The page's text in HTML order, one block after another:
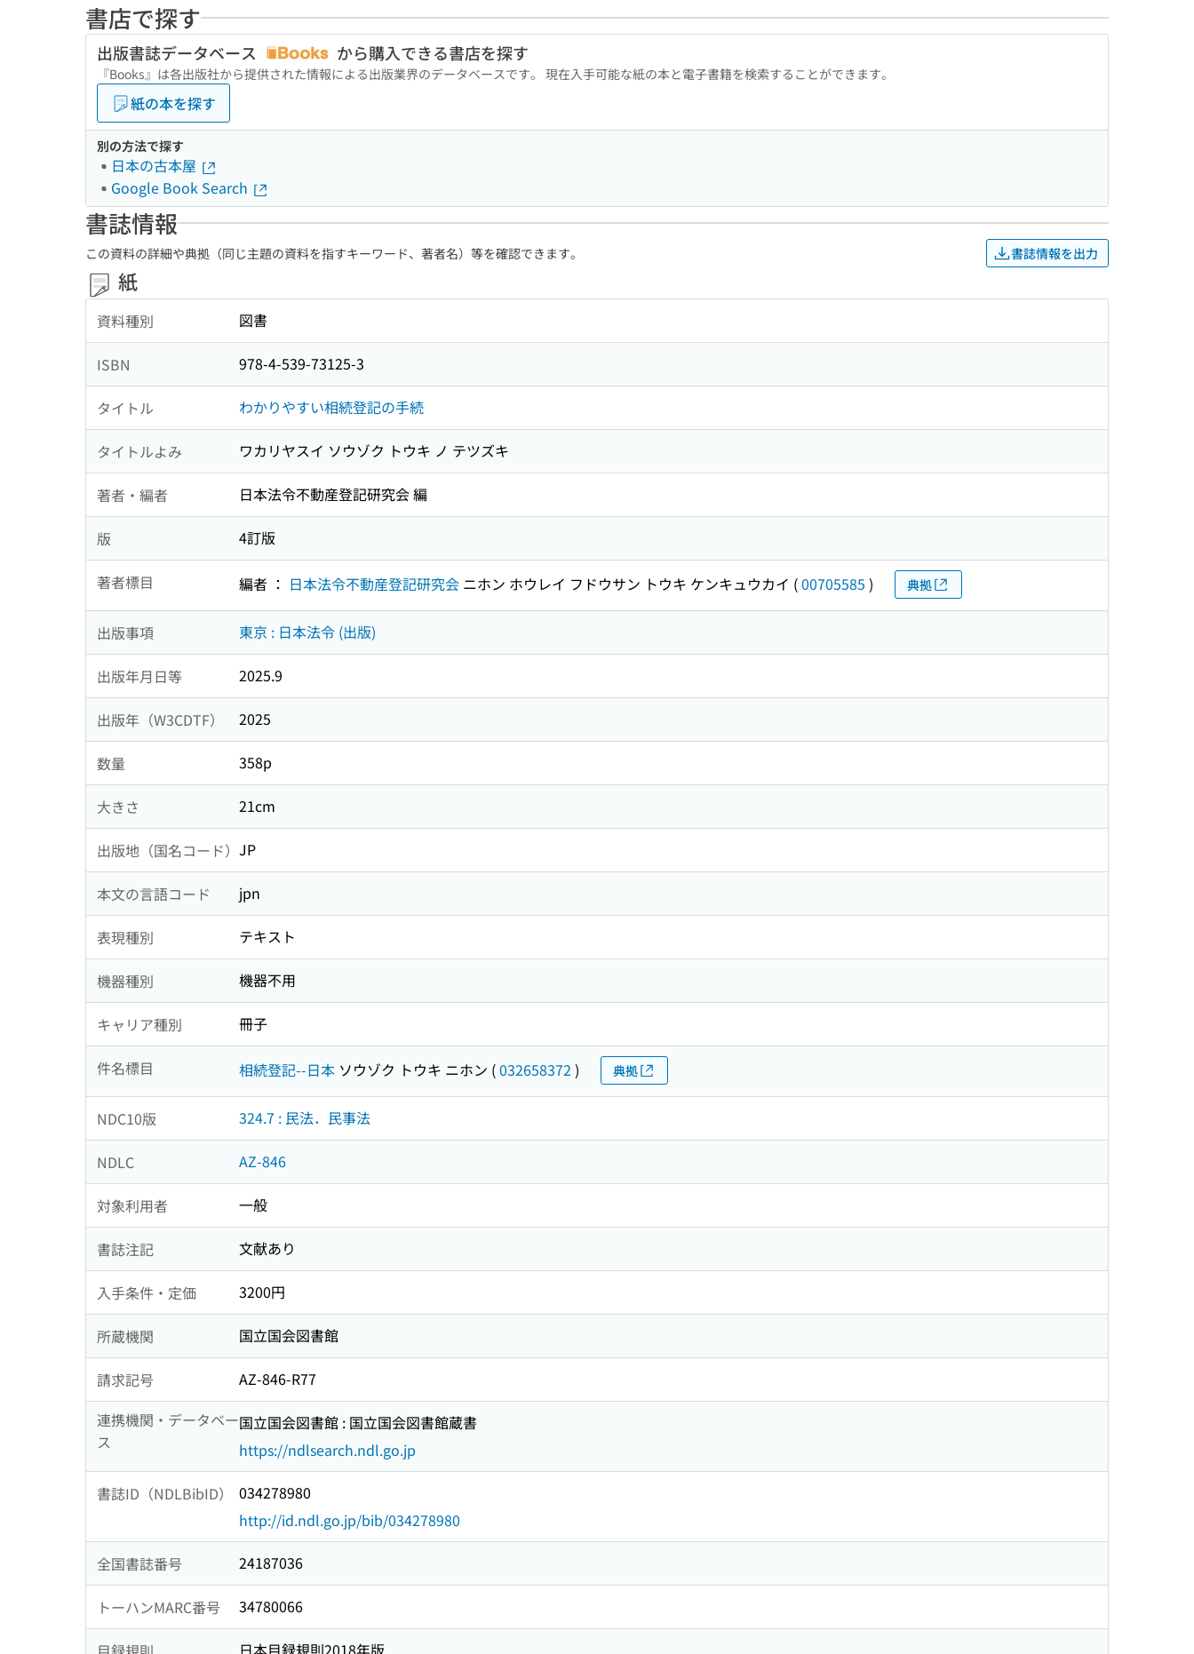
書店で探す
出版書誌データベース から購入できる書店を探す
『Books』は各出版社から提供された情報による出版業界のデータベースです。 現在入手可能な紙の本と電子書籍を検索することができます。
紙の本を探す
別の方法で探す
日本の古本屋
Google Book Search
書誌情報
この資料の詳細や典拠（同じ主題の資料を指すキーワード、著者名）等を確認できます。 書誌情報を出力
紙
資料種別 図書
ISBN 978-4-539-73125-3
タイトル わかりやすい相続登記の手続
タイトルよみ ワカリヤスイ ソウゾク トウキ ノ テツズキ
著者・編者 日本法令不動産登記研究会 編
版 4訂版
著者標目 編者 ： 日本法令不動産登記研究会 ニホン ホウレイ フドウサン トウキ ケンキュウカイ (00705585 ) 典拠
出版事項 東京 : 日本法令 (出版)
出版年月日等 2025.9
出版年（W3CDTF） 2025
数量 358p
大きさ 21cm
出版地（国名コード） JP
本文の言語コード jpn
表現種別 テキスト
機器種別 機器不用
キャリア種別 冊子
件名標目 相続登記--日本 ソウゾク トウキ ニホン (032658372 ) 典拠
NDC10版 324.7 : 民法．民事法
NDLC AZ-846
対象利用者 一般
書誌注記 文献あり
入手条件・定価 3200円
所蔵機関 国立国会図書館
請求記号
AZ-846-R77
連携機関・データベー
ス
国立国会図書館 : 国立国会図書館蔵書
https://ndlsearch.ndl.go.jp
書誌ID（NDLBibID）
034278980
http://id.ndl.go.jp/bib/034278980
全国書誌番号 24187036
トーハンMARC番号 34780066
日本目録規則2018年版